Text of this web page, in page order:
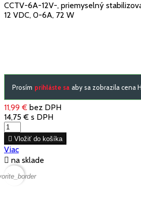
CCTV-6A-12V-, priemyselný
12 VDC, 0-6A, 72 W
Prosím prihláste sa aby sa zobrazila cena
11,99 € bez DPH
14,75 € s DPH
 Vložiť do košíka
Viac
 na sklade